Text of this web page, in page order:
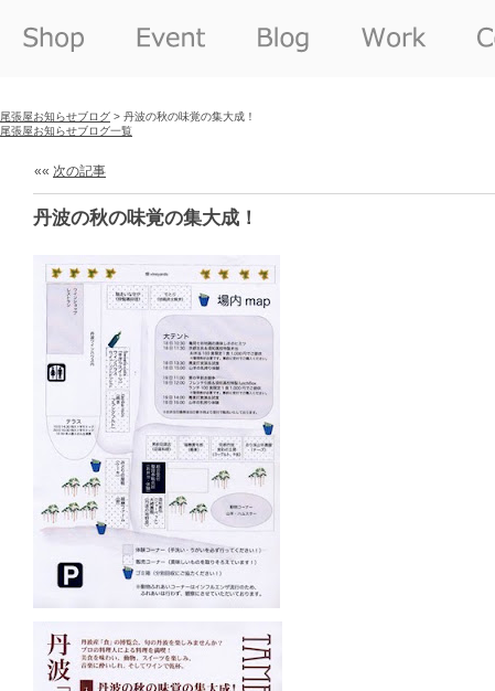
尾張屋お知らせブログ > 丹波の秋の味覚の集大成！
尾張屋お知らせブログ一覧
«« 次の記事
丹波の秋の味覚の集大成！